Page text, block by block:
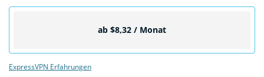
ab $8,32 / Monat
ExpressVPN Erfahrungen